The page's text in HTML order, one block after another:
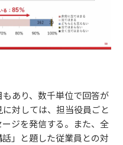
もあり、数千単位で回答が
対しては、担当役員ごと
ジを発信する。また、全
」と題した従業員との対